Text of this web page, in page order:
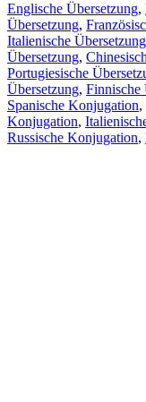
Englische Übersetzung,
Übersetzung,
Italienische Übersetzung
Übersetzung,
Portugiesische
Übersetzung, Finnische
Spanische Konjugation,
Konjugation,
Russische Konjugation,